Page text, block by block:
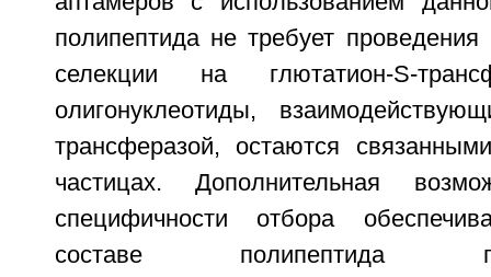
полипептида не требует проведения
селекции на глютатион-S-
олигонуклеотиды,
трансферазой, остаются
частицах. Дополнительная
специфичности отбора
составе полипептида